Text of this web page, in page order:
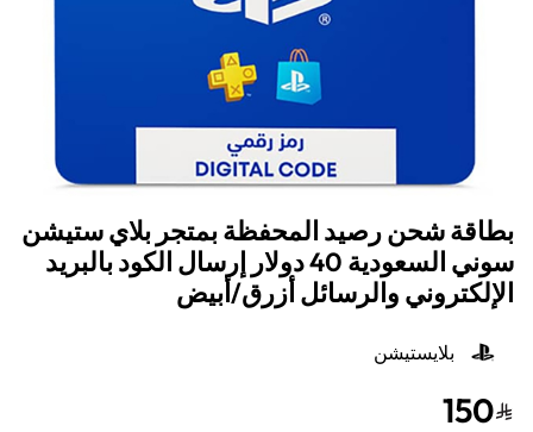
بطاقة شحن رصيد المحفظة بمتجر بلاي ستيشن
سوني السعودية 40 دولار إرسال الكود بالبريد
الإلكتروني والرسائل أزرق/أبيض
بلايستيشن
150